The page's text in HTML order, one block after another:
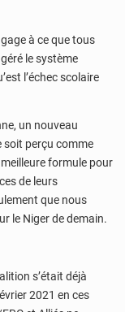
à ce que tous
le système
l’échec scolaire
un nouveau
soit perçu comme
meilleure formule pour
de leurs
que nous
le Niger de demain.
s’était déjà
2021 en ces